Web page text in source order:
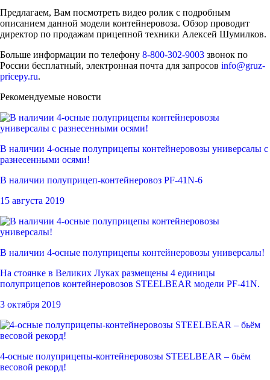
Предлагаем, Вам посмотреть видео ролик с подробным
описанием данной модели контейнеровоза. Обзор проводит
директор по продажам прицепной техники Алексей Шумилков.
Больше информации по телефону 8-800-302-9003 звонок по
России бесплатный, электронная почта для запросов info@gruz-
pricepy.ru.
Рекомендуемые новости
В наличии 4-осные полуприцепы контейнеровозы универсалы с
разнесенными осями!
В наличии полуприцеп-контейнеровоз PF-41N-6
15 августа 2019
В наличии 4-осные полуприцепы контейнеровозы универсалы!
На стоянке в Великих Луках размещены 4 единицы
полуприцепов контейнеровозов STEELBEAR модели PF-41N.
3 октября 2019
4-осные полуприцепы-контейнеровозы STEELBEAR – бьём
весовой рекорд!